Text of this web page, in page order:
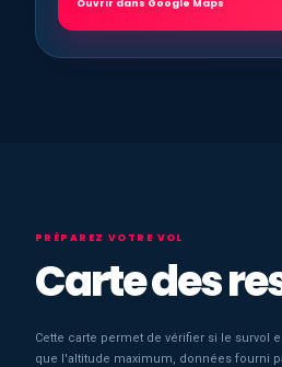
Ouvrir dans Google Maps
PRÉPAREZ VOTRE VOL
Carte des
Cette carte permet de vérifier si le survol
que l'altitude maximum, données fourni